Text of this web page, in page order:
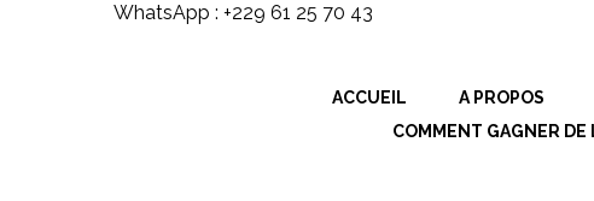
WhatsApp : +229 61 25 70 43
ACCUEIL A PROPOS
COMMENT GAGNER DE